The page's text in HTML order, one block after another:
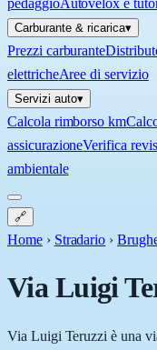
pedaggioAutovelox e
Carburante & ricarica▾
Prezzi carburante
elettricheAree di servizio
Servizi auto▾
Calcola rimborso km
assicurazioneVerifica
ambientale
🔗
Home › Stradario ›
Via Luigi
Via Luigi Teruzzi è una